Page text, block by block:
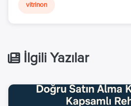
vitrinon
İlgili Yazılar